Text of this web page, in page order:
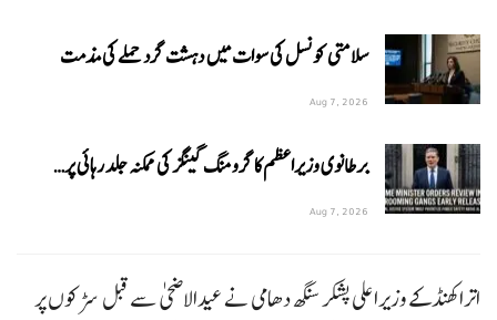
سلامتی کونسل کی سوات میں دہشت گرد حملے کی مذمت
Aug 7, 2026
برطانوی وزیراعظم کا گرومنگ گینگز کی ممکنہ جلد رہائی پر…
Aug 7, 2026
اتراکھنڈ کے وزیراعلی پشکر سنگھ دھامی نے عیدالاضحی سے قبل سڑکوں پر